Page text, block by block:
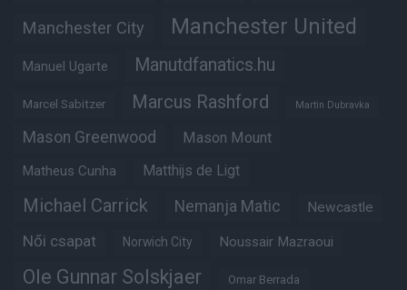
Manchester City Manchester United
Manuel Ugarte Manutdfanatics.hu
Marcel Sabitzer Marcus Rashford Martin Dubravka
Mason Greenwood Mason Mount
Matheus Cunha Matthijs de Ligt
Michael Carrick Nemanja Matic Newcastle
Női csapat Norwich City Noussair Mazraoui
Ole Gunnar Solskjaer Omar Berrada